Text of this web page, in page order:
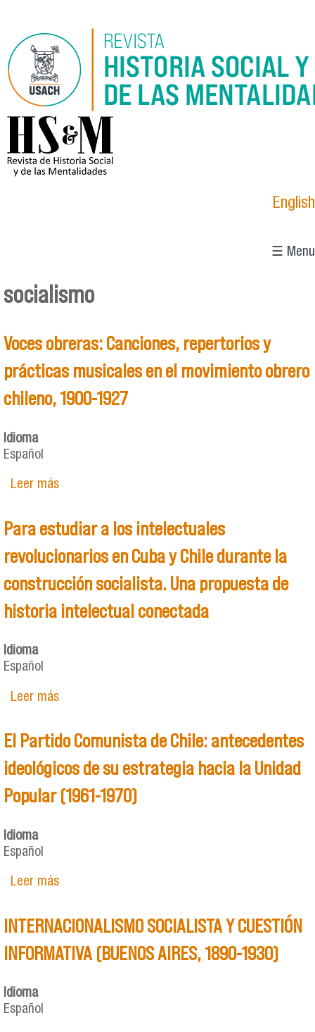
logo_hsm_2021.png
English
☰ Menu
socialismo
Voces obreras: Canciones, repertorios y
prácticas musicales en el movimiento obrero
chileno, 1900-1927
Idioma
Español
Leer mássobre Voces obreras: Canciones, repertorios y
chileno, 1900-1927
Para estudiar a los intelectuales
revolucionarios en Cuba y Chile durante la
construcción socialista. Una propuesta de
historia intelectual conectada
Idioma
Español
Leer mássobre Para estudiar a los intelectuales
construcción socialista. Una propuesta de
historia intelectual conectada
El Partido Comunista de Chile: antecedentes
ideológicos de su estrategia hacia la Unidad
Popular (1961-1970)
Idioma
Español
Leer mássobre El Partido Comunista de Chile:
la Unidad Popular (1961-1970)
INTERNACIONALISMO SOCIALISTA Y CUESTIÓN
INFORMATIVA (BUENOS AIRES, 1890-1930)
Idioma
Español